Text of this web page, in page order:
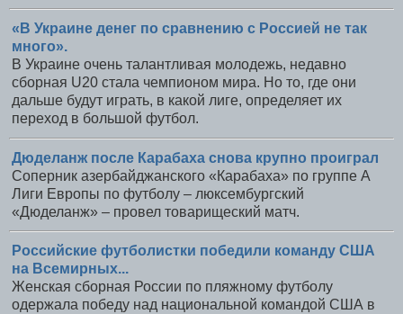
«В Украине денег по сравнению с Россией не так
много».
В Украине очень талантливая молодежь, недавно
сборная U20 стала чемпионом мира. Но то, где они
дальше будут играть, в какой лиге, определяет их
переход в большой футбол.
Дюделанж после Карабаха снова крупно проиграл
Соперник азербайджанского «Карабаха» по группе A
Лиги Европы по футболу – люксембургский
«Дюделанж» – провел товарищеский матч.
Российские футболистки победили команду США
на Всемирных...
Женская сборная России по пляжному футболу
одержала победу над национальной командой США в